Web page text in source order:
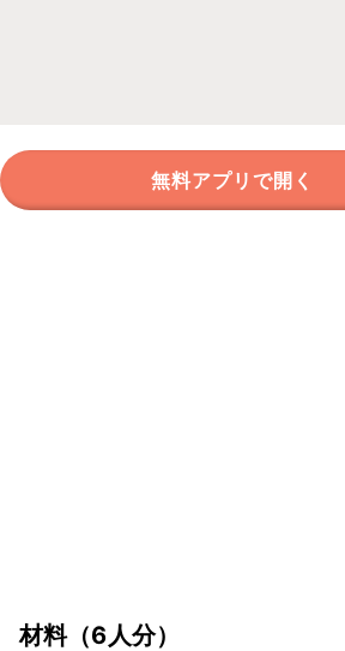
無料アプリで開く
材料（6人分）